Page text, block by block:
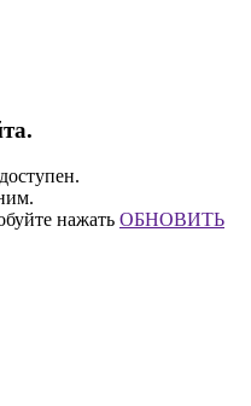
нажать ОБНОВИТЬ